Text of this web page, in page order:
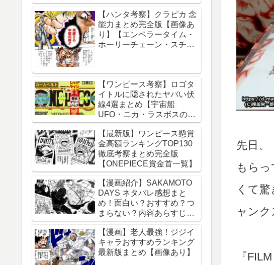
先日、
もら
くて
ャンク
『
【ハンタ考察】クラピカ 念
能力まとめ完全版【画像あ
り】【エンペラータイム・
ホーリーチェーン・スチー
ン】
【ワンピース考察】ロゴタ
イトルに隠されたヤバい伏
線4選まとめ【宇宙船
UFO・ニカ・ラスボスのイ
ム様・グランドライン】
【最新版】ワンピース懸賞
金高額ランキングTOP130
徹底考察まとめ完全版
【ONEPIECE賞金首一覧】
【漫画紹介】SAKAMOTO
DAYS ネタバレ感想まと
め！面白い？おすすめ？つ
まらない？内容あらすじレ
ビュー【サカモトデイズ】
【漫画】老人最強！ジジイ
キャラおすすめランキング
最新版まとめ【画像あり】